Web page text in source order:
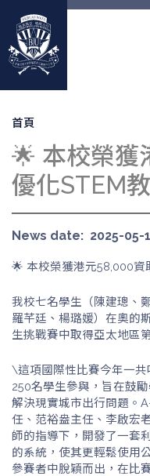
內
導
連
結
首頁
🌟 本校榮獲
優化STEM
News date 2025-05-
🌟 本校榮獲港元58,000資
我校七名學生（陳建璁、
羅芊廷、楊璐媛）在奧的
生挑戰賽中取得亞太地區
\這項國際性比賽今年一
250名學生參與，旨在鼓
解決現實城市出行問題。
任、范裕盎主任、李啟宏
師的指導下，開發了一套
的系統，使其更輕鬆使用
參賽者中脫穎而出，在比